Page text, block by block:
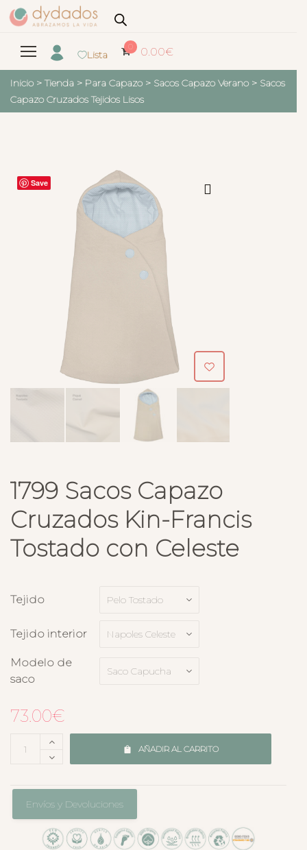
Lista
0 0.00€
Inicio > Tienda > Para Capazo > Sacos Capazo Verano > Sacos
Capazo Cruzados Tejidos Lisos
Save
1799 Sacos Capazo
Cruzados Kin-Francis
Tostado con Celeste
Tejido
Tejido interior
Modelo de
saco
73.00€
AÑADIR AL CARRITO
Envíos y Devoluciones